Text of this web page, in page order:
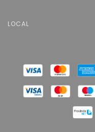
LOCAL